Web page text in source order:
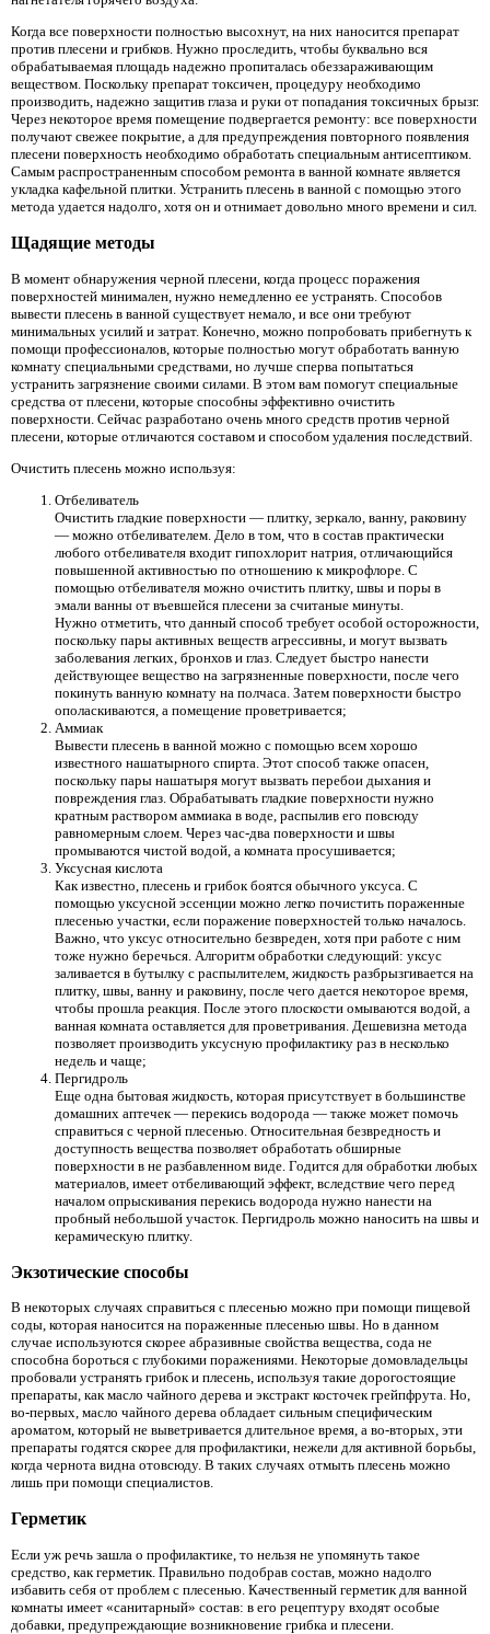
Когда все поверхности полностью высохнут, на них наносится препарат
против плесени и грибков. Нужно проследить, чтобы буквально вся
обрабатываемая площадь надежно пропиталась обеззараживающим
веществом. Поскольку препарат токсичен, процедуру необходимо
производить, надежно защитив глаза и руки от попадания токсичных брызг.
Через некоторое время помещение подвергается ремонту: все поверхности
получают свежее покрытие, а для предупреждения повторного появления
плесени поверхность необходимо обработать специальным антисептиком.
Самым распространенным способом ремонта в ванной комнате является
укладка кафельной плитки. Устранить плесень в ванной с помощью этого
метода удается надолго, хотя он и отнимает довольно много времени и сил.
Щадящие методы
В момент обнаружения черной плесени, когда процесс поражения
поверхностей минимален, нужно немедленно ее устранять. Способов
вывести плесень в ванной существует немало, и все они требуют
минимальных усилий и затрат. Конечно, можно попробовать прибегнуть к
помощи профессионалов, которые полностью могут обработать ванную
комнату специальными средствами, но лучше сперва попытаться
устранить загрязнение своими силами. В этом вам помогут специальные
средства от плесени, которые способны эффективно очистить
поверхности. Сейчас разработано очень много средств против черной
плесени, которые отличаются составом и способом удаления последствий.
Очистить плесень можно используя:
Отбеливатель
Очистить гладкие поверхности — плитку, зеркало, ванну, раковину
— можно отбеливателем. Дело в том, что в состав практически
любого отбеливателя входит гипохлорит натрия, отличающийся
повышенной активностью по отношению к микрофлоре. С
помощью отбеливателя можно очистить плитку, швы и поры в
эмали ванны от въевшейся плесени за считаные минуты.
Нужно отметить, что данный способ требует особой осторожности,
поскольку пары активных веществ агрессивны, и могут вызвать
заболевания легких, бронхов и глаз. Следует быстро нанести
действующее вещество на загрязненные поверхности, после чего
покинуть ванную комнату на полчаса. Затем поверхности быстро
ополаскиваются, а помещение проветривается;
Аммиак
Вывести плесень в ванной можно с помощью всем хорошо
известного нашатырного спирта. Этот способ также опасен,
поскольку пары нашатыря могут вызвать перебои дыхания и
повреждения глаз. Обрабатывать гладкие поверхности нужно
кратным раствором аммиака в воде, распылив его повсюду
равномерным слоем. Через час-два поверхности и швы
промываются чистой водой, а комната просушивается;
Уксусная кислота
Как известно, плесень и грибок боятся обычного уксуса. С
помощью уксусной эссенции можно легко почистить пораженные
плесенью участки, если поражение поверхностей только началось.
Важно, что уксус относительно безвреден, хотя при работе с ним
тоже нужно беречься. Алгоритм обработки следующий: уксус
заливается в бутылку с распылителем, жидкость разбрызгивается на
плитку, швы, ванну и раковину, после чего дается некоторое время,
чтобы прошла реакция. После этого плоскости омываются водой, а
ванная комната оставляется для проветривания. Дешевизна метода
позволяет производить уксусную профилактику раз в несколько
недель и чаще;
Пергидроль
Еще одна бытовая жидкость, которая присутствует в большинстве
домашних аптечек — перекись водорода — также может помочь
справиться с черной плесенью. Относительная безвредность и
доступность вещества позволяет обработать обширные
поверхности в не разбавленном виде. Годится для обработки любых
материалов, имеет отбеливающий эффект, вследствие чего перед
началом опрыскивания перекись водорода нужно нанести на
пробный небольшой участок. Пергидроль можно наносить на швы и
керамическую плитку.
Экзотические способы
В некоторых случаях справиться с плесенью можно при помощи пищевой
соды, которая наносится на пораженные плесенью швы. Но в данном
случае используются скорее абразивные свойства вещества, сода не
способна бороться с глубокими поражениями. Некоторые домовладельцы
пробовали устранять грибок и плесень, используя такие дорогостоящие
препараты, как масло чайного дерева и экстракт косточек грейпфрута. Но,
во-первых, масло чайного дерева обладает сильным специфическим
ароматом, который не выветривается длительное время, а во-вторых, эти
препараты годятся скорее для профилактики, нежели для активной борьбы,
когда чернота видна отовсюду. В таких случаях отмыть плесень можно
лишь при помощи специалистов.
Герметик
Если уж речь зашла о профилактике, то нельзя не упомянуть такое
средство, как герметик. Правильно подобрав состав, можно надолго
избавить себя от проблем с плесенью. Качественный герметик для ванной
комнаты имеет «санитарный» состав: в его рецептуру входят особые
добавки, предупреждающие возникновение грибка и плесени.